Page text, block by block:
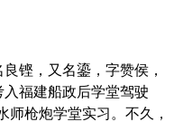
铿，又名鎏，字赞侯，
福建船政后学堂驾驶
师枪炮学堂实习。不久，